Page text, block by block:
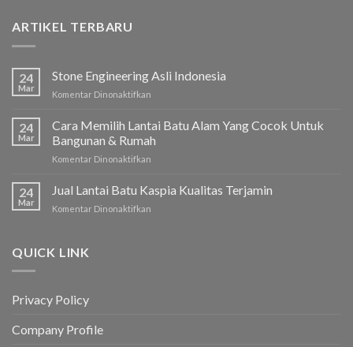
ARTIKEL TERBARU
24
Mar
Stone Engineering Asli Indonesia
Komentar Dinonaktifkan
Engineering
Indonesia
24
Mar
Cara Memilih Lantai Batu Alam Yang Cocok Untuk
Bangunan & Rumah
Komentar Dinonaktifkan
Memilih
Lantai
24
Mar
Jual Lantai Batu Kaspia Kualitas Terjamin
Komentar Dinonaktifkan
QUICK LINK
Privacy Policy
Company Profile